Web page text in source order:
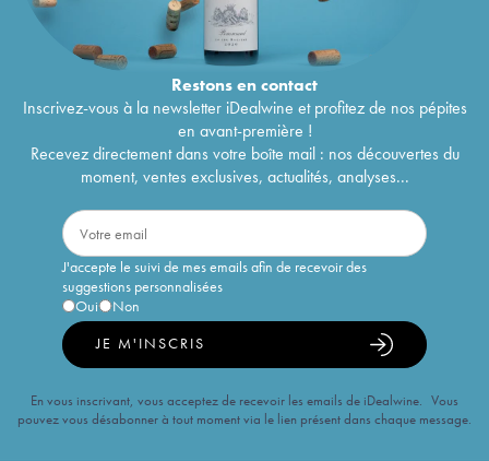
Restons encontact
Inscrivez-vous à la newsletter iDealwine et profitez de nos pépites
en avant-première !
Recevez directement dans votre boîte mail : nos découvertes du
moment, ventes exclusives, actualités, analyses...
J'accepte le suivi de mes emails afin de recevoir des
suggestions personnalisées
Oui
Non
JE M'INSCRIS
En vous inscrivant, vous acceptez de recevoir les emails de iDealwine. Vous
pouvez vous désabonner à tout moment via le lien présent dans chaque message.